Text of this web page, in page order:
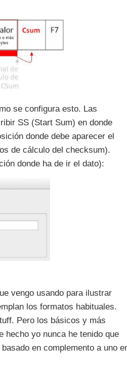
se configura esto. Las
SS (Start Sum) en donde
donde debe aparecer el
de cálculo del checksum).
donde ha de ir el dato):
vengo usando para ilustrar
los formatos habituales.
Pero los básicos y más
hecho yo nunca he tenido que
en complemento a uno